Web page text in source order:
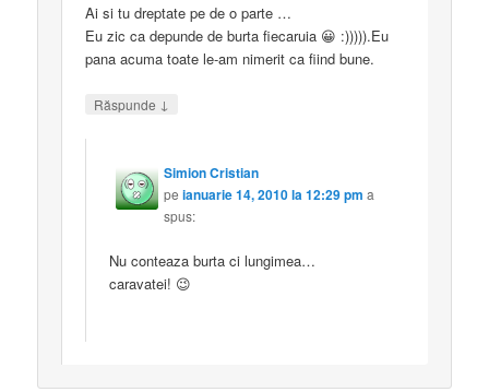
Ai si tu dreptate pe de o parte …
Eu zic ca depunde de burta fiecaruia 😀 :))))).Eu
pana acuma toate le-am nimerit ca fiind bune.
Răspunde ↓
Simion Cristian
peianuarie 14, 2010 la 12:29 pm a
spus:
Nu conteaza burta ci lungimea…
caravatei! 😉